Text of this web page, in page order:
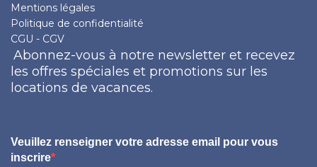
Mentions légales
Politique de confidentialité
CGU - CGV
Abonnez-vous à notre newsletter et recevez
les offres spéciales et promotions sur les
locations de vacances.
Veuillez renseigner votre adresse email pour vous
inscrire